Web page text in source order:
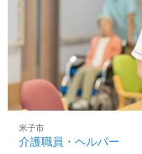
介護職員・ヘルパー
米子市